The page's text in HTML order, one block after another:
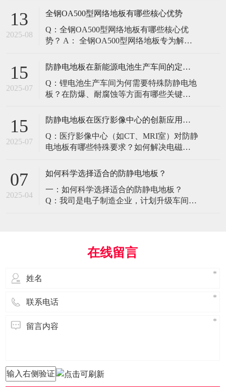
您必须计算机房规划区域内最重设备的单
点载荷（通常指服务器机柜的支脚压
力）。 轻型机房（标准服务器/网络柜）：
单点载荷通常在1960N，主流的优质复合地
13
2025-08
全钢OA500型网络地板有哪些核心优势
Q：全钢OA500型网络地板有哪些核心优
势？ A： 全钢OA500型网络地板专为解决
以下核心优势： 高强度结构：采用优质冷
轧钢板拉伸焊接成型，表面磷化后静电喷
塑，防锈耐磨，承重性能优异。 便捷布
线：配套活动线槽板设计，可轻松掀起盖
15
2025-07
防静电地板在新能源电池生产车间的定制化解决方案
Q：锂电池生产车间为何需要特殊防静电地
板？在防爆、耐腐蚀等方面有哪些关键技
环境并存的特殊场景，需要全方位防护方
境要求 • 防爆等级：Ex IIB T4（ATEX认
证） • 静电泄放速度：<0.
15
2025-07
防静电地板在医疗影像中心的创新应用方案
Q：医疗影像中心（如CT、MRI室）对防静
电地板有哪些特殊要求？如何解决电磁干
环境特殊性对防静电地板提出了前所未有
疗影像环境的特殊需求 电磁兼容性要求 •
MRI室需完全无磁：磁化率<0.001（
07
2025-04
如何科学选择适合的防静电地板？
一：如何科学选择适合的防静电地板？
Q：我司是电子制造企业，计划升级车间地
用场景、技术指标及长期维护成本综合考
量。作为深耕行业多年的广东立品地板科
在线留言